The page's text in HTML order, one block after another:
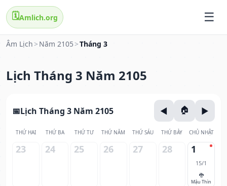
🗓️Amlich.org
Âm Lịch > Năm 2105 >Tháng 3
Lịch Tháng 3 Năm 2105
Lịch Tháng 3 Năm 2105
THỨ HAI THỨ BA THỨ TƯ THỨ NĂM THỨ SÁU THỨ BẢY CHỦ NHẬT
23 24 25 26 27 28 1
15/1
🐉
Mậu Thìn